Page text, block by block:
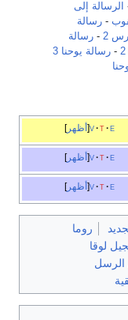
الرسالة إلى
- رسالة
2
- رسالة
- رسالة يوحنا 3
أظهر v t e
أظهر v t e
أظهر v t e
روما
لوقا
الرسل